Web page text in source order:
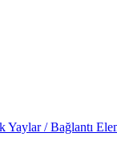
Yaylar / Bağlantı